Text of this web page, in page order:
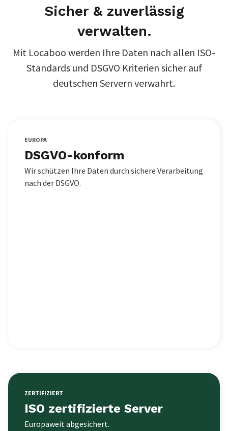
Sicher & zuverlässig
verwalten.
Mit Locaboo werden Ihre Daten nach allen ISO-
Standards und DSGVO Kriterien sicher auf
deutschen Servern verwahrt.
EUROPA
DSGVO-konform
Wir schützen Ihre Daten durch sichere Verarbeitung
nach der DSGVO.
ZERTIFIZIERT
ISO zertifizierte Server
Europaweit abgesichert.